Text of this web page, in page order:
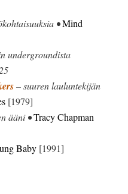
•Mind
undergroundista
– suuren lauluntekijän
[1979]
ääni •Tracy Chapman
Baby [1991]